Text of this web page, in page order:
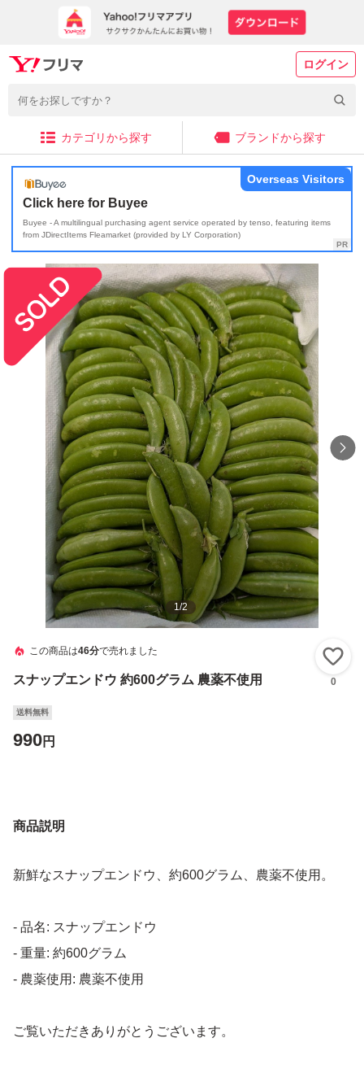
ログイン
カテゴリから探す ブランドから探す
Click here for Buyee
Buyee - A multilingual purchasing agent service operated by tenso, featuring items
from JDirectItems Fleamarket (provided by LY Corporation)
Overseas Visitors
1/2
この商品は46分で売れました
スナップエンドウ 約600グラム 農薬不使用 0
送料無料
990円
商品説明
新鮮なスナップエンドウ、約600グラム、農薬不使用。
- 品名: スナップエンドウ
- 重量: 約600グラム
- 農薬使用: 農薬不使用
ご覧いただきありがとうございます。